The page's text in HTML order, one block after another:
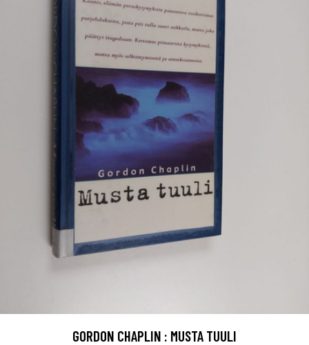
GORDON CHAPLIN : MUSTA TUULI